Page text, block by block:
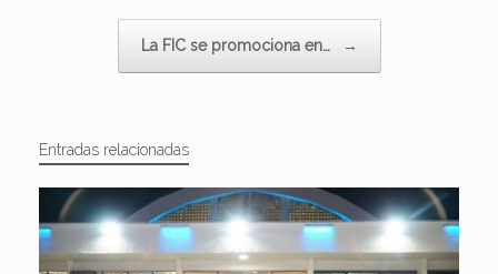
La FIC se promociona en… →
Entradas relacionadas